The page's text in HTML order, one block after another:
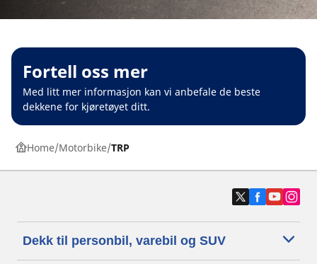
Fortell oss mer
Med litt mer informasjon kan vi anbefale de beste
dekkene for kjøretøyet ditt.
Home Motorbike TRP
Dekk til personbil, varebil og SUV